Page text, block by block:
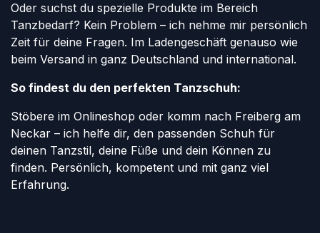
Oder suchst du spezielle Produkte im Bereich
Tanzbedarf? Kein Problem – ich nehme mir persönlich
Zeit für deine Fragen. Im Ladengeschäft genauso wie
beim Versand in ganz Deutschland und international.
So findest du den perfekten Tanzschuh:
Stöbere im Onlineshop oder komm nach Freiberg am
Neckar – ich helfe dir, den passenden Schuh für
deinen Tanzstil, deine Füße und dein Können zu
finden. Persönlich, kompetent und mit ganz viel
Erfahrung.